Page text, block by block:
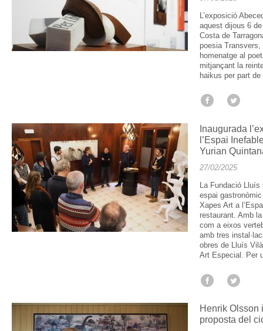
L’exposició
aquest dijous 6
Costa de
poesia Transvers,
homenatge al
mitjançant la
haikus per part
Inaugurada
l’Espai
Yurian
27/02/2025
La Fundació Lluís
espai
Xapes Art a
restaurant. Amb
com a eixos
amb tres
obres de Lluís
Art Especial. Per
Henrik Olsson
proposta del